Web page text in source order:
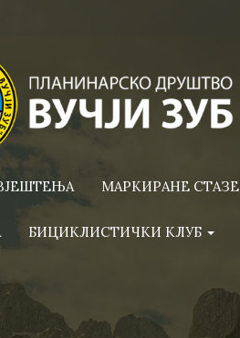
МАРКИРАНЕ СТАЗЕ
БИЦИКЛИСТИЧКИ КЛУБ